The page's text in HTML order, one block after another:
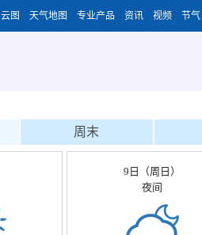
云图 天气地图 专业产品 资讯 视频 节气
周末
9日（周日）
夜间